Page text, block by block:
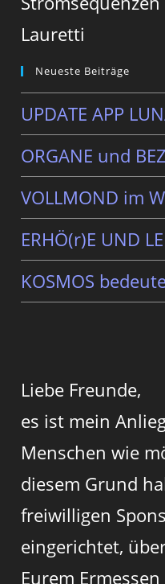
Lauretti
Neueste Beiträge
UPDATE APP
ORGANE und
VOLLMOND im
ERHÖ(r)E UND
KOSMOS
Liebe Freunde,
es ist mein
Menschen wie
diesem Grund
freiwilligen
eingerichtet,
Eurem